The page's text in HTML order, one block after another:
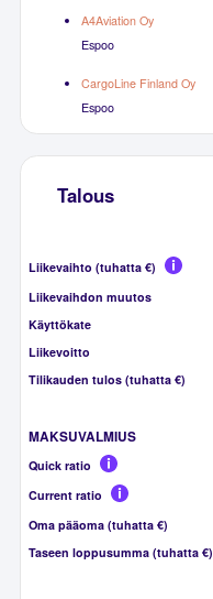
A4Aviation Oy
Espoo
CargoLine Finland Oy
Espoo
Talous
Liikevaihto (tuhatta €)
Liikevaihdon muutos
Käyttökate
Liikevoitto
Tilikauden tulos (tuhatta €)
MAKSUVALMIUS
Quick ratio
Current ratio
Oma pääoma (tuhatta €)
Taseen loppusumma (tuhatta €)